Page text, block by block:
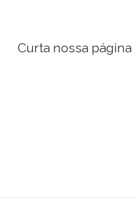
Curta nossa página